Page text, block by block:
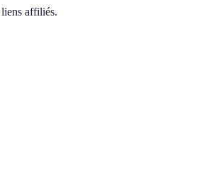
affiliés.